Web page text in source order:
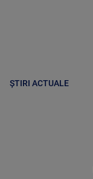
ȘTIRI ACTUALE